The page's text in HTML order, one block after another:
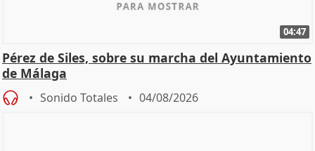
04:47
Pérez de Siles, sobre su marcha del Ayuntamiento
de Málaga
Sonido Totales 04/08/2026